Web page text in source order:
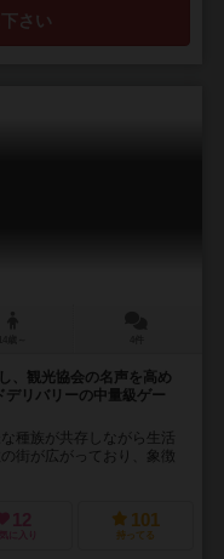
さい
、観光協会の名声を高め
リバリーの中量級ゲー
種族が共存しながら生活
街が広がっており、象徴
12
気に入り
101
持ってる